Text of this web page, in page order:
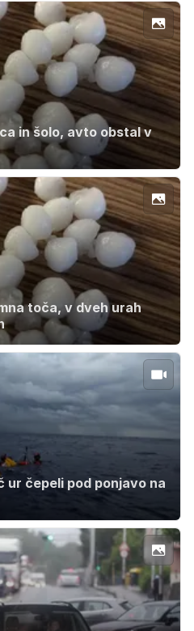
in šolo, avto obstal v
toča, v dveh urah
ur čepeli pod ponjavo na